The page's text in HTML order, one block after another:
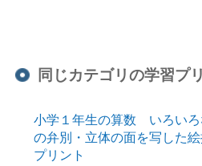
同じカテゴリの学習プ
小学１年生の算数 いろいろ
の弁別・立体の面を写した
プリント